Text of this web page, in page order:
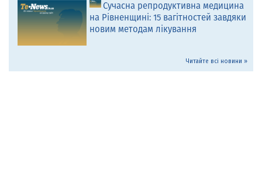
Сучасна репродуктивна медицина
на Рівненщині: 15 вагітностей завдяки
новим методам лікування
Читайте всі новини »